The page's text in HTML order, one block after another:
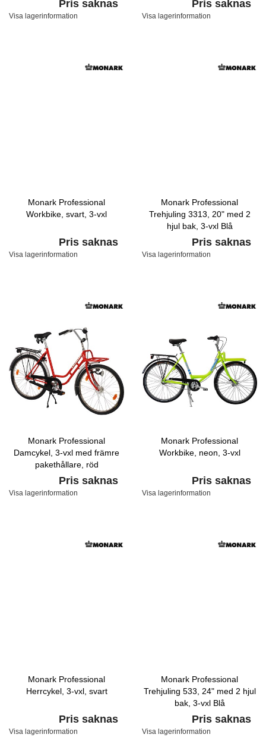
Pris saknas
Visa lagerinformation
Pris saknas
Visa lagerinformation
Monark Professional
Workbike, svart, 3-vxl
Pris saknas
Visa lagerinformation
Monark Professional
Trehjuling 3313, 20" med 2
hjul bak, 3-vxl Blå
Pris saknas
Visa lagerinformation
Monark Professional
Damcykel, 3-vxl med främre
pakethållare, röd
Pris saknas
Visa lagerinformation
Monark Professional
Workbike, neon, 3-vxl
Pris saknas
Visa lagerinformation
Monark Professional
Herrcykel, 3-vxl, svart
Pris saknas
Visa lagerinformation
Monark Professional
Trehjuling 533, 24" med 2 hjul
bak, 3-vxl Blå
Pris saknas
Visa lagerinformation